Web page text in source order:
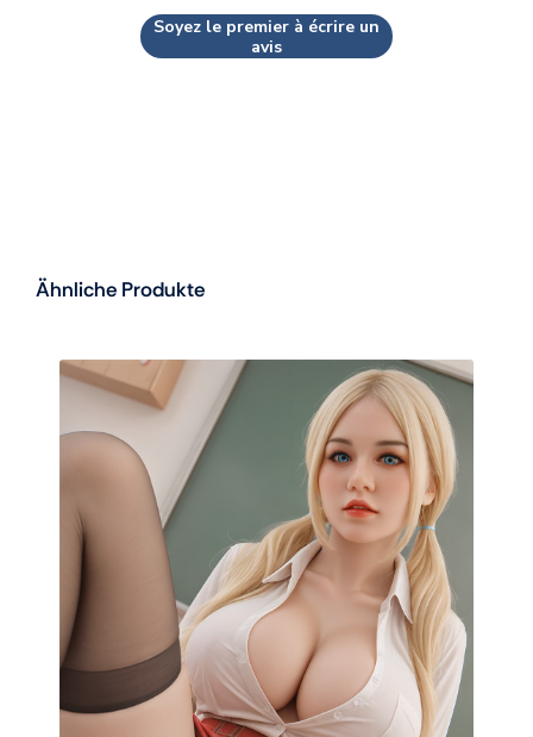
Soyez le premier à écrire un
avis
Ähnliche Produkte